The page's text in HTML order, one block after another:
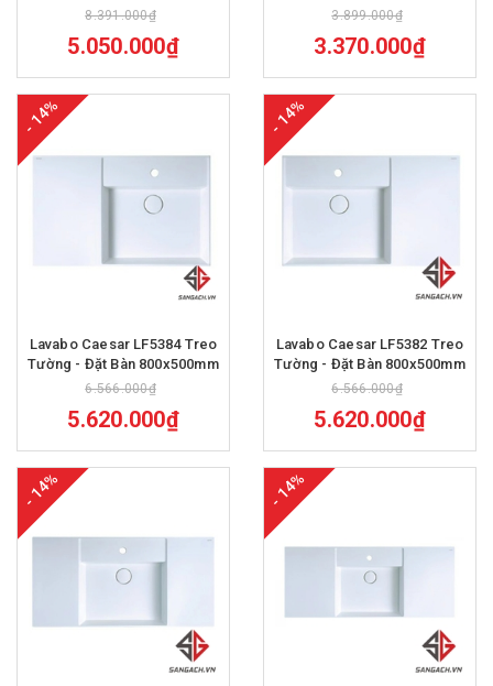
Tường 605x480mm
8.391.000₫
5.050.000₫
3.899.000₫
3.370.000₫
- 14%
Lavabo Caesar LF5384 Treo
Tường - Đặt Bàn 800x500mm
6.566.000₫
5.620.000₫
- 14%
Lavabo Caesar LF5382 Treo
Tường - Đặt Bàn 800x500mm
6.566.000₫
5.620.000₫
- 14% - 14%